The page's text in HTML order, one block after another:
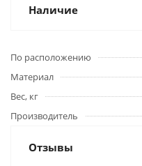
Наличие
По расположению
Материал
Вес, кг
Производитель
Отзывы